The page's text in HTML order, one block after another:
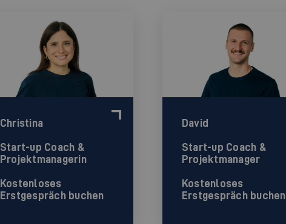
Christina
Start-up Coach &
Projektmanagerin
Kostenloses
Erstgespräch buchen
David
Start-up Coach &
Projektmanager
Kostenloses
Erstgespräch buchen